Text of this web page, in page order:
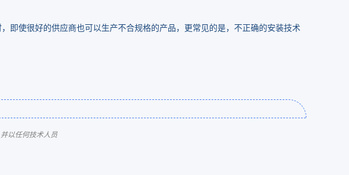
即使很好的供应商也可以生产不合规格的产品，更常见的是，不正确的安装技术
以任何技术人员